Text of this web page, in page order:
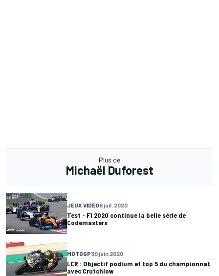
Plus de
Michaël Duforest
JEUX VIDÉO6 juil. 2020
Test - F1 2020 continue la belle série de
Codemasters
MOTOGP30 juin 2020
LCR : Objectif podium et top 5 du championnat
avec Crutchlow